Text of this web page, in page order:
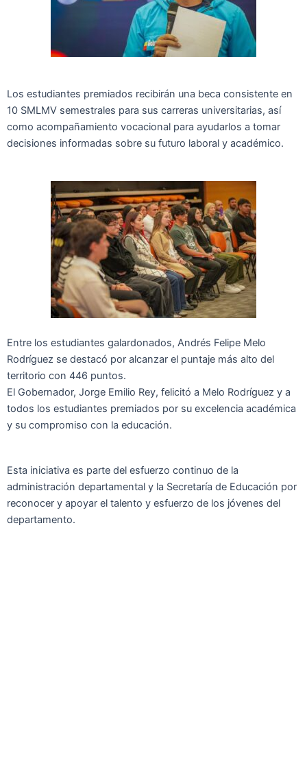
Los estudiantes premiados recibirán una beca consistente en
10 SMLMV semestrales para sus carreras universitarias, así
como acompañamiento vocacional para ayudarlos a tomar
decisiones informadas sobre su futuro laboral y académico.
Entre los estudiantes galardonados, Andrés Felipe Melo
Rodríguez se destacó por alcanzar el puntaje más alto del
territorio con 446 puntos.
El Gobernador, Jorge Emilio Rey, felicitó a Melo Rodríguez y a
todos los estudiantes premiados por su excelencia académica
y su compromiso con la educación.
Esta iniciativa es parte del esfuerzo continuo de la
administración departamental y la Secretaría de Educación por
reconocer y apoyar el talento y esfuerzo de los jóvenes del
departamento.